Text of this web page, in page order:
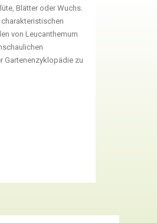
Blätter oder Wuchs.
von Leucanthemum
Gartenenzyklopädie zu